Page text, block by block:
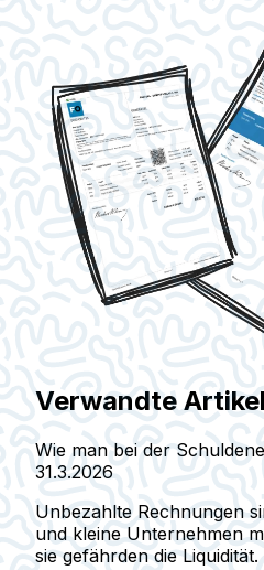
Verwandte Artikel
Wie man bei der
31.3.2026
Unbezahlte Rechnungen
und kleine Unternehmen
sie gefährden die